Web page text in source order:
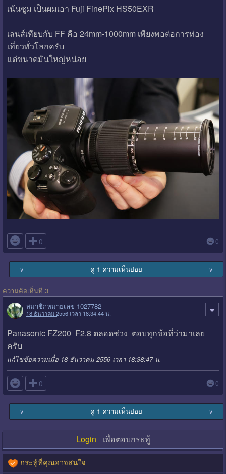
เน้นซูม เป็นผมเอา Fuji FinePix HS50EXR
เลนส์เทียบกับ FF คือ 24mm-1000mm เพียงพอต่อการท่อง
เที่ยวทั่วโลกครับ
แต่ขนาดมันใหญ่หน่อย
 0 0
∨ ดู 1 ความเห็นย่อย ∨
ความคิดเห็นที่ 3
สมาชิกหมายเลข 1027782
18 ธันวาคม 2556 เวลา 18:34:44 น.
Panasonic FZ200 F2.8 ตลอดช่วง ตอบทุกข้อที่ว่ามาเลย
ครับ
แก้ไขข้อความเมื่อ 18 ธันวาคม 2556 เวลา 18:38:47 น.
 0 0
∨ ดู 1 ความเห็นย่อย ∨
Login เพื่อตอบกระทู้
กระทู้ที่คุณอาจสนใจ